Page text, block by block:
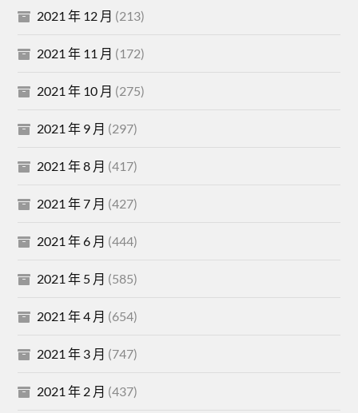
2021 年 12 月 (213)
2021 年 11 月 (172)
2021 年 10 月 (275)
2021 年 9 月 (297)
2021 年 8 月 (417)
2021 年 7 月 (427)
2021 年 6 月 (444)
2021 年 5 月 (585)
2021 年 4 月 (654)
2021 年 3 月 (747)
2021 年 2 月 (437)